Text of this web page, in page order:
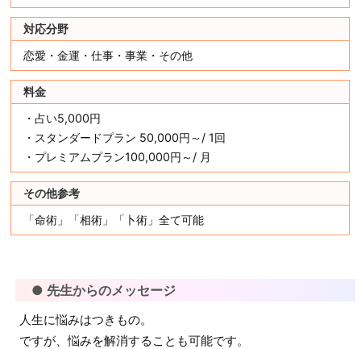
対応分野
恋愛・金運・仕事・事業・その他
料金
・占い5,000円
・スタンダードプラン 50,000円～/ 1回
・プレミアムプラン100,000円～/ 月
その他参考
「命術」「相術」「卜術」全て可能
● 先生からのメッセージ
人生に悩みはつきもの。
ですが、悩みを解消することも可能です。